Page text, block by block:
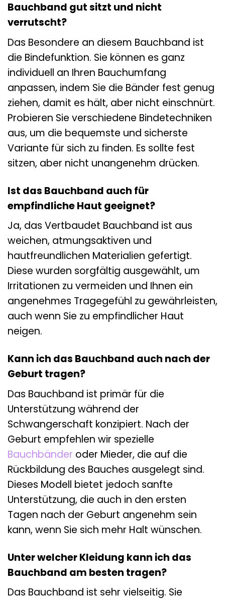
Bauchband gut sitzt und nicht
verrutscht?
Das Besondere an diesem Bauchband ist
die Bindefunktion. Sie können es ganz
individuell an Ihren Bauchumfang
anpassen, indem Sie die Bänder fest genug
ziehen, damit es hält, aber nicht einschnürt.
Probieren Sie verschiedene Bindetechniken
aus, um die bequemste und sicherste
Variante für sich zu finden. Es sollte fest
sitzen, aber nicht unangenehm drücken.
Ist das Bauchband auch für
empfindliche Haut geeignet?
Ja, das Vertbaudet Bauchband ist aus
weichen, atmungsaktiven und
hautfreundlichen Materialien gefertigt.
Diese wurden sorgfältig ausgewählt, um
Irritationen zu vermeiden und Ihnen ein
angenehmes Tragegefühl zu gewährleisten,
auch wenn Sie zu empfindlicher Haut
neigen.
Kann ich das Bauchband auch nach der
Geburt tragen?
Das Bauchband ist primär für die
Unterstützung während der
Schwangerschaft konzipiert. Nach der
Geburt empfehlen wir spezielle
Bauchbänder oder Mieder, die auf die
Rückbildung des Bauches ausgelegt sind.
Dieses Modell bietet jedoch sanfte
Unterstützung, die auch in den ersten
Tagen nach der Geburt angenehm sein
kann, wenn Sie sich mehr Halt wünschen.
Unter welcher Kleidung kann ich das
Bauchband am besten tragen?
Das Bauchband ist sehr vielseitig. Sie